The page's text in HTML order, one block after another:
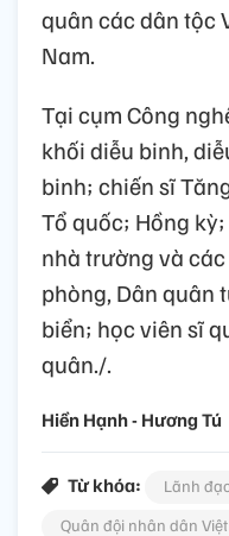
quân các dân tộc
Nam.
Tại cụm Công
khối diễu binh,
binh; chiến sĩ
Tổ quốc; Hồng
nhà trường và
phòng, Dân quân
biển; học viên sĩ
quân./.
Hiền Hạnh - Hương Tú
Từ khóa: Lãnh
Quân đội nhân dân